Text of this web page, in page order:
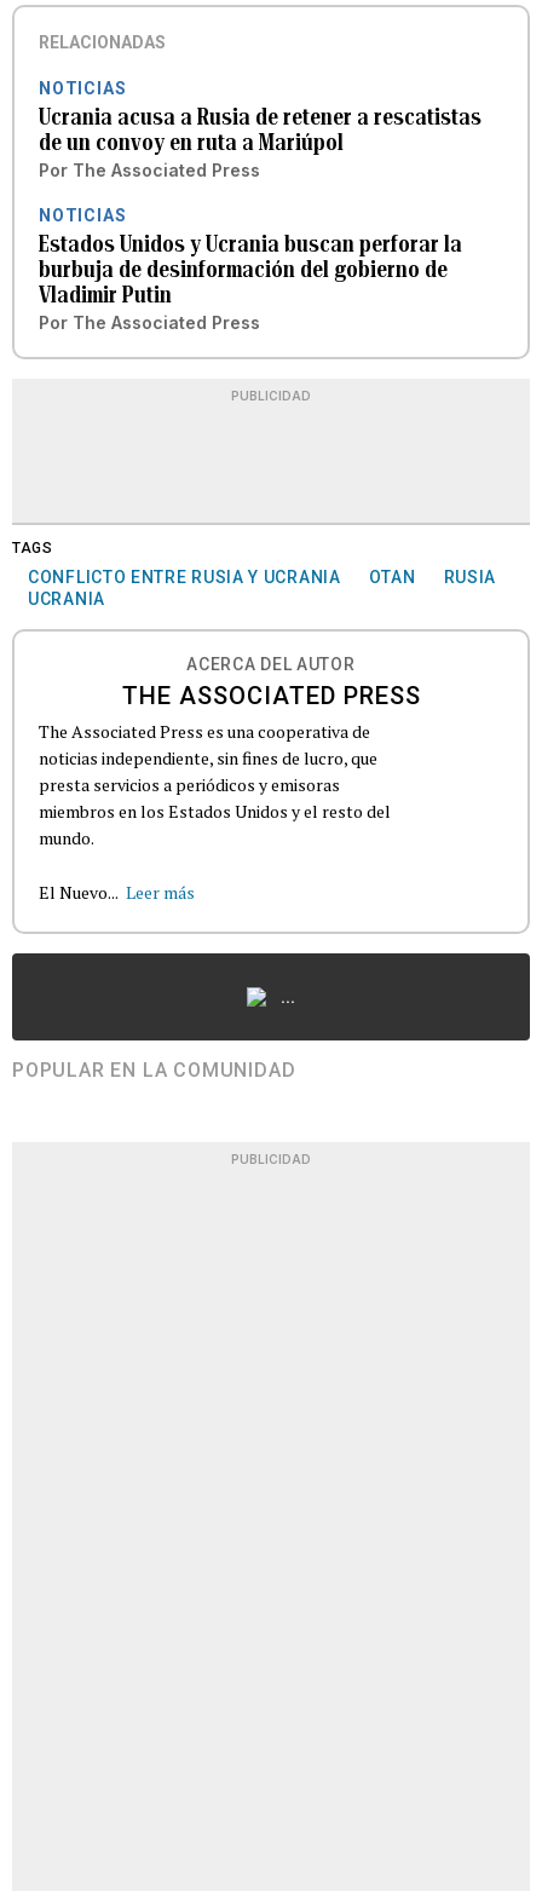
RELACIONADAS
NOTICIAS
Ucrania acusa a Rusia de retener a rescatistas
de un convoy en ruta a Mariúpol
Por The Associated Press
NOTICIAS
Estados Unidos y Ucrania buscan perforar la
burbuja de desinformación del gobierno de
Vladimir Putin
Por The Associated Press
PUBLICIDAD
TAGS
CONFLICTO ENTRE RUSIA Y UCRANIA OTAN
RUSIA
UCRANIA
ACERCA DEL AUTOR
THE ASSOCIATED PRESS
The Associated Press es una cooperativa de
noticias independiente, sin fines de lucro, que
presta servicios a periódicos y emisoras
miembros en los Estados Unidos y el resto del
mundo.
El Nuevo... Leer más
...
POPULAR EN LA COMUNIDAD
PUBLICIDAD